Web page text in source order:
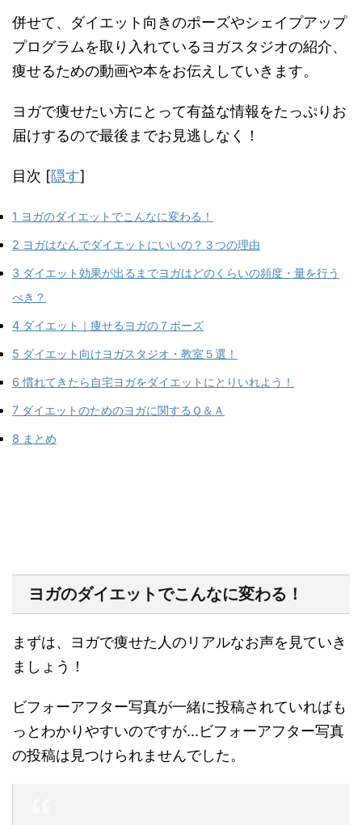
併せて、 ダイエット向きのポーズやシェイプアップ
プログラムを取り入れているヨガスタジオの紹介、
痩せるための動画や本をお伝えしていきます。
ヨガで痩せたい方にとって有益な情報をたっぷりお
届けするので最後までお見逃しなく！
目次 [隠す]
1 ヨガのダイエットでこんなに変わる！
2 ヨガはなんでダイエットにいいの？３つの理由
3 ダイエット効果が出るまでヨガはどのくらいの頻度・量を行う
べき？
4 ダイエット｜痩せるヨガの７ポーズ
5 ダイエット向けヨガスタジオ・教室５選！
6 慣れてきたら自宅ヨガをダイエットにとりいれよう！
7 ダイエットのためのヨガに関するＱ＆Ａ
8 まとめ
ヨガのダイエットでこんなに変わる！
まずは、ヨガで痩せた人のリアルなお声を見ていき
ましょう！
ビフォーアフター写真が一緒に投稿されていればも
っとわかりやすいのですが...ビフォーアフター写真
の投稿は見つけられませんでした。